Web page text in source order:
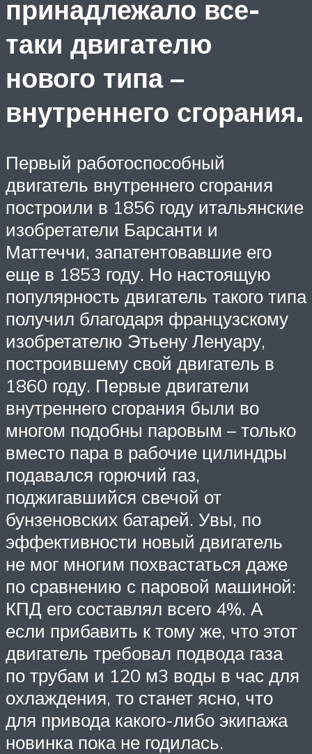
принадлежало все-
таки двигателю
нового типа –
внутреннего сгорания.
Первый работоспособный
двигатель внутреннего сгорания
построили в 1856 году итальянские
изобретатели Барсанти и
Маттеччи, запатентовавшие его
еще в 1853 году. Но настоящую
популярность двигатель такого типа
получил благодаря французскому
изобретателю Этьену Ленуару,
построившему свой двигатель в
1860 году. Первые двигатели
внутреннего сгорания были во
многом подобны паровым – только
вместо пара в рабочие цилиндры
подавался горючий газ,
поджигавшийся свечой от
бунзеновских батарей. Увы, по
эффективности новый двигатель
не мог многим похвастаться даже
по сравнению с паровой машиной:
КПД его составлял всего 4%. А
если прибавить к тому же, что этот
двигатель требовал подвода газа
по трубам и 120 м3 воды в час для
охлаждения, то станет ясно, что
для привода какого-либо экипажа
новинка пока не годилась.